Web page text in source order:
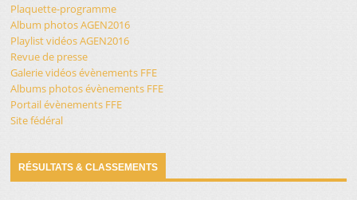
Plaquette-programme
Album photos AGEN2016
Playlist vidéos AGEN2016
Revue de presse
Galerie vidéos évènements FFE
Albums photos évènements FFE
Portail évènements FFE
Site fédéral
RÉSULTATS & CLASSEMENTS